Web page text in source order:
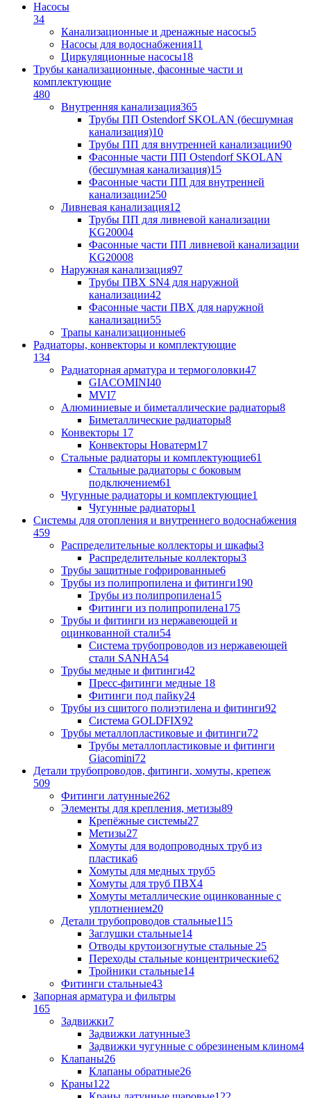
Насосы
34
Канализационные и дренажные насосы5
Насосы для водоснабжения11
Циркуляционные насосы18
Трубы канализационные, фасонные части и
комплектующие
480
Внутренняя канализация365
Трубы ПП Ostendorf SKOLAN (бесшумная
канализация)10
Трубы ПП для внутренней канализации90
Фасонные части ПП Ostendorf SKOLAN
(бесшумная канализация)15
Фасонные части ПП для внутренней
канализации250
Ливневая канализация12
Трубы ПП для ливневой канализации
KG20004
Фасонные части ПП ливневой канализации
KG20008
Наружная канализация97
Трубы ПВХ SN4 для наружной
канализации42
Фасонные части ПВХ для наружной
канализации55
Трапы канализационные6
Радиаторы, конвекторы и комплектующие
134
Радиаторная арматура и термоголовки47
GIACOMINI40
MVI7
Алюминиевые и биметаллические радиаторы8
Биметаллические радиаторы8
Конвекторы 17
Конвекторы Новатерм17
Стальные радиаторы и комплектующие61
Стальные радиаторы с боковым
подключением61
Чугунные радиаторы и комплектующие1
Чугунные радиаторы1
Системы для отопления и внутреннего водоснабжения
459
Распределительные коллекторы и шкафы3
Распределительные коллекторы3
Трубы защитные гофрированные6
Трубы из полипропилена и фитинги190
Трубы из полипропилена15
Фитинги из полипропилена175
Трубы и фитинги из нержавеющей и
оцинкованной стали54
Система трубопроводов из нержавеющей
стали SANHA54
Трубы медные и фитинги42
Пресс-фитинги медные 18
Фитинги под пайку24
Трубы из сшитого полиэтилена и фитинги92
Система GOLDFIX92
Трубы металлопластиковые и фитинги72
Трубы металлопластиковые и фитинги
Giacomini72
Детали трубопроводов, фитинги, хомуты, крепеж
509
Фитинги латунные262
Элементы для крепления, метизы89
Крепёжные системы27
Метизы27
Хомуты для водопроводных труб из
пластика6
Хомуты для медных труб5
Хомуты для труб ПВХ4
Хомуты металлические оцинкованные с
уплотнением20
Детали трубопроводов стальные115
Заглушки стальные14
Отводы крутоизогнутые стальные 25
Переходы стальные концентрические62
Тройники стальные14
Фитинги стальные43
Запорная арматура и фильтры
165
Задвижки7
Задвижки латунные3
Задвижки чугунные с обрезиненым клином4
Клапаны26
Клапаны обратные26
Краны122